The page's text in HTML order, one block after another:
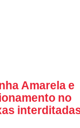
Amarela e
no